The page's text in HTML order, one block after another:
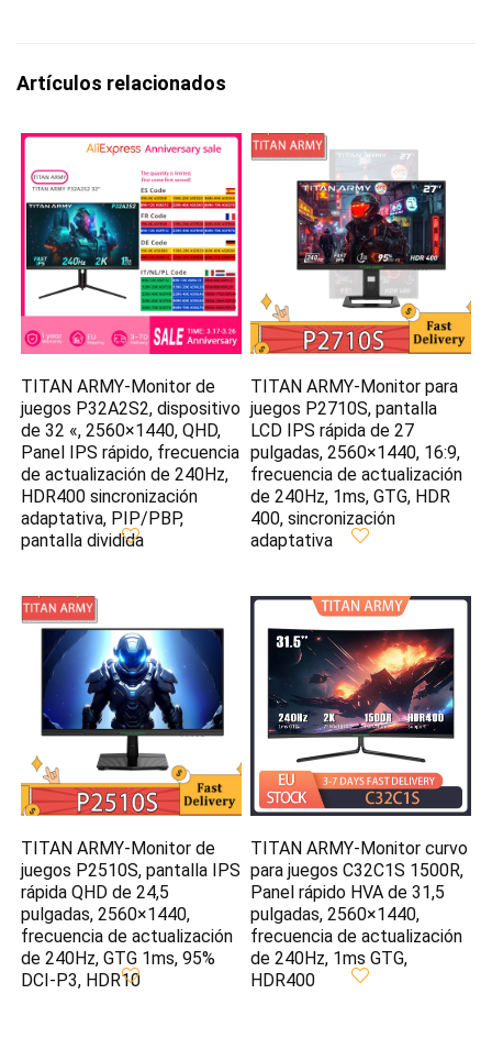
Artículos relacionados
TITAN ARMY-Monitor de
juegos P32A2S2, dispositivo
de 32 «, 2560×1440, QHD,
Panel IPS rápido, frecuencia
de actualización de 240Hz,
HDR400 sincronización
adaptativa, PIP/PBP,
pantalla dividida
TITAN ARMY-Monitor para
juegos P2710S, pantalla
LCD IPS rápida de 27
pulgadas, 2560×1440, 16:9,
frecuencia de actualización
de 240Hz, 1ms, GTG, HDR
400, sincronización
adaptativa
TITAN ARMY-Monitor de
juegos P2510S, pantalla IPS
rápida QHD de 24,5
pulgadas, 2560×1440,
frecuencia de actualización
de 240Hz, GTG 1ms, 95%
DCI-P3, HDR10
TITAN ARMY-Monitor curvo
para juegos C32C1S 1500R,
Panel rápido HVA de 31,5
pulgadas, 2560×1440,
frecuencia de actualización
de 240Hz, 1ms GTG,
HDR400